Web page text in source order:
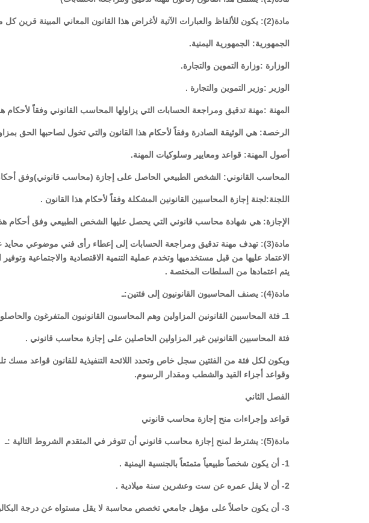
مادة(2): يكون للألفاظ والعبارات الآتية لأغراض هذا القانون المعاني المبينة قرين كل منها ما لم يقتضي سياق النص معنى آخر.
الجمهورية: الجمهورية اليمنية.
الوزارة :وزارة التموين والتجارة.
الوزير :وزير التموين والتجارة .
المهنة :مهنة تدقيق ومراجعة الحسابات التي يزاولها المحاسب القانوني وفقاً لأحكام
الرخصة: هي الوثيقة الصادرة وفقاً لأحكام هذا القانون والتي تخول لصاحبها الحق
أصول المهنة: قواعد ومعايير وسلوكيات المهنة.
المحاسب القانوني: الشخص الطبيعي الحاصل على إجازة (محاسب قانوني)وفق أحكام
اللجنة:لجنة إجازة المحاسبين القانونين المشكلة وفقاً لأحكام هذا القانون .
الإجازة: هي شهادة محاسب قانوني التي يحصل عليها الشخص الطبيعي وفق أحكام
مادة(3): تهدف مهنة تدقيق ومراجعة الحسابات إلى إعطاء رأى فني موضوعي محايد
الاعتماد عليها من قبل مستخدميها وتخدم عملية التنمية الاقتصادية والاجتماعية
يتم اعتمادها من السلطات المختصة .
مادة(4): يصنف المحاسبون القانونيون إلى فئتين:ـ
1ـ فئة المحاسبين القانونين المزاولين وهم المحاسبون القانونيون المتفرغون والحاصلون على رخصة مزاولة وفق أحكام هذا القانون.
فئة المحاسبين القانونين غير المزاولين الحاصلين على إجازة محاسب قانوني .
ويكون لكل فئة من الفئتين سجل خاص وتحدد اللائحة التنفيذية للقانون قواعد مسك
وقواعد أجزاء القيد والشطب ومقدار الرسوم.
الفصل الثاني
قواعد وإجراءات منح إجازة محاسب قانوني
مادة(5): يشترط لمنح إجازة محاسب قانوني أن تتوفر في المتقدم الشروط التالية :ـ
1- أن يكون شخصاً طبيعياً متمتعاً بالجنسية اليمنية .
2- أن لا يقل عمره عن ست وعشرين سنة ميلادية .
3- أن يكون حاصلاً على مؤهل جامعي تخصص محاسبة لا يقل مستواه عن درجة البكالوريوس .